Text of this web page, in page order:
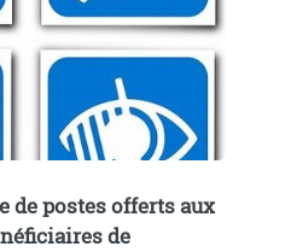
de postes offerts aux
de